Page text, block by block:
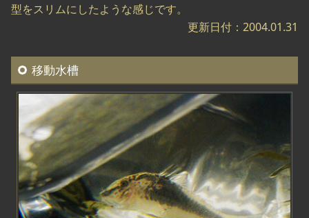
型をスリムにしたような感じです。
更新日付：2004.01.31
移動水槽